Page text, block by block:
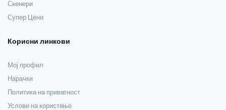
Скенери
Супер Цени
Корисни линкови
Мој профил
Нарачки
Политика на приватност
Услови на користење